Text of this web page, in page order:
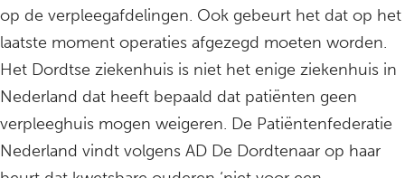
op de verpleegafdelingen. Ook gebeurt het dat op het
laatste moment operaties afgezegd moeten worden.
Het Dordtse ziekenhuis is niet het enige ziekenhuis in
Nederland dat heeft bepaald dat patiënten geen
verpleeghuis mogen weigeren. De Patiëntenfederatie
Nederland vindt volgens AD De Dordtenaar op haar